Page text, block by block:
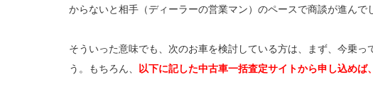
からないと相手（ディーラーの営業マン）のペースで商談が進んで
そういった意味でも、次のお車を検討している方は、まず、今乗っ
う。もちろん、 以下に記した中古車一括査定サイトから申し込めば